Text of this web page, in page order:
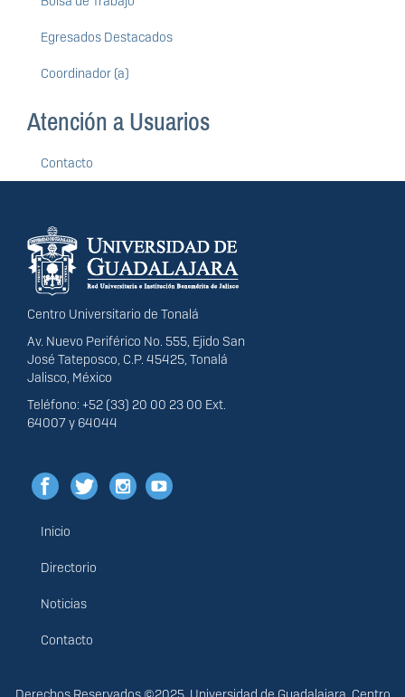
Egresados Destacados
Coordinador (a)
Atención a Usuarios
Contacto
Información del
portal
Centro Universitario de Tonalá
Av. Nuevo Periférico No. 555, Ejido San
José Tateposco, C.P. 45425, Tonalá
Jalisco, México
Teléfono: +52 (33) 20 00 23 00 Ext.
64007 y 64044
Menú
principal
Inicio
Directorio
Noticias
Contacto
Derechos